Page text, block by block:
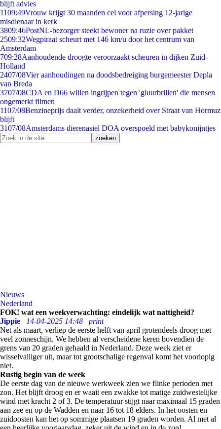
blijft advies
1109:49Vrouw krijgt 30 maanden cel voor afpersing 12-jarige
misdienaar in kerk
3809:46PostNL-bezorger steekt bewoner na ruzie over pakket
2509:32Wegpiraat scheurt met 146 km/u door het centrum van
Amsterdam
709:28Aanhoudende droogte veroorzaakt scheuren in dijken Zuid-
Holland
2407/08Vier aanhoudingen na doodsbedreiging burgemeester Depla
van Breda
3707/08CDA en D66 willen ingrijpen tegen 'gluurbrillen' die mensen
ongemerkt filmen
1107/08Benzineprijs daalt verder, onzekerheid over Straat van Hormuz
blijft
3107/08Amsterdams dierenasiel DOA overspoeld met babykonijntjes
Nieuws
Nederland
FOK! wat een weekverwachting: eindelijk wat nattigheid?
Jippie
14-04-2025 14:48
print
Net als maart, verliep de eerste helft van april grotendeels droog met
veel zonneschijn. We hebben al verscheidene keren bovendien de
grens van 20 graden gehaald in Nederland. Deze week ziet er
wisselvalliger uit, maar tot grootschalige regenval komt het voorlopig
niet.
Rustig begin van de week
De eerste dag van de nieuwe werkweek zien we flinke perioden met
zon. Het blijft droog en er waait een zwakke tot matige zuidwestelijke
wind met kracht 2 of 3. De temperatuur stijgt naar maximaal 15 graden
aan zee en op de Wadden en naar 16 tot 18 elders. In het oosten en
zuidoosten kan het op sommige plaatsen 19 graden worden. Al met al